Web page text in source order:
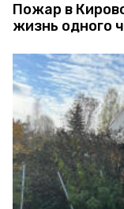
Пожар в
жизнь одного